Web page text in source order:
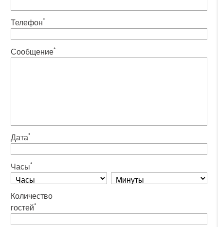
Телефон*
Сообщение*
Дата*
Часы*
Количество
гостей*